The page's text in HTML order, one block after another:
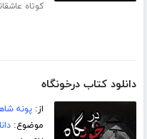
کوتاه
دانلود کتاب درخونگاه
از:پونه
موضوع: